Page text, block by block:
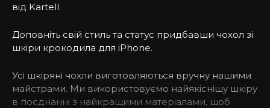
від Kartell.
Доповніть свій стиль та статус придбавши чохол зі
шкіри крокодила для iPhone.
Усі шкіряні чохли виготовляються вручну нашими
майстрами. Ми використовуємо найякіснішу шкіру
в поєднанні з найкращими матеріалами, щоб